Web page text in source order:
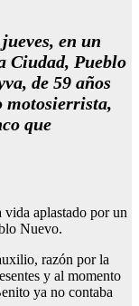
en un
Ciudad, Pueblo
de 59 años
motosierrista,
que
aplastado por un
Nuevo.
razón por la
y al momento
ya no contaba